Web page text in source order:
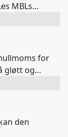
MBLs
for
gløtt og
med
digitale
den